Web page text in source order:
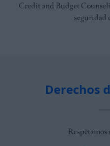
Credit and Budget
seguridad
Derechos